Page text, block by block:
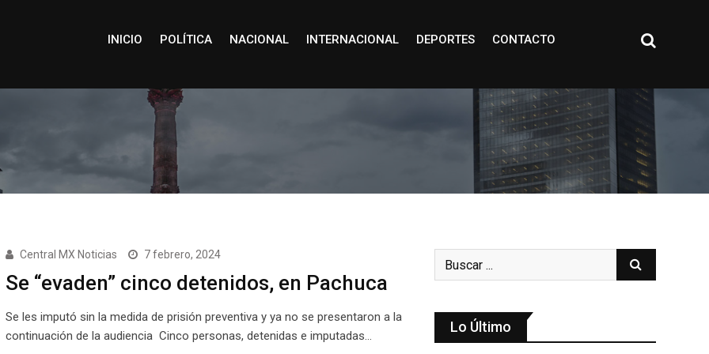
INICIO POLÍTICA NACIONAL INTERNACIONAL DEPORTES CONTACTO
Central MX Noticias 7 febrero, 2024
Se “evaden” cinco detenidos, en Pachuca
Se les imputó sin la medida de prisión preventiva y ya no se presentaron a la
continuación de la audiencia Cinco personas, detenidas e imputadas…
Lo Último